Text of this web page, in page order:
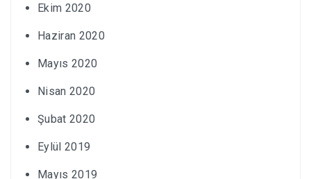
Ekim 2020
Haziran 2020
Mayıs 2020
Nisan 2020
Şubat 2020
Eylül 2019
Mayıs 2019